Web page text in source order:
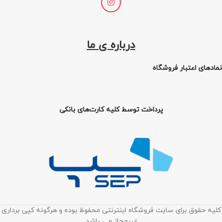
درباره ی ما
نمادهای اعتبار فروشگاه
پرداخت توسط کلیه کارت‌های بانکی
کلیه حقوق برای سایت فروشگاه اینترنتی محفوظ بوده و هرگونه کپی برداری